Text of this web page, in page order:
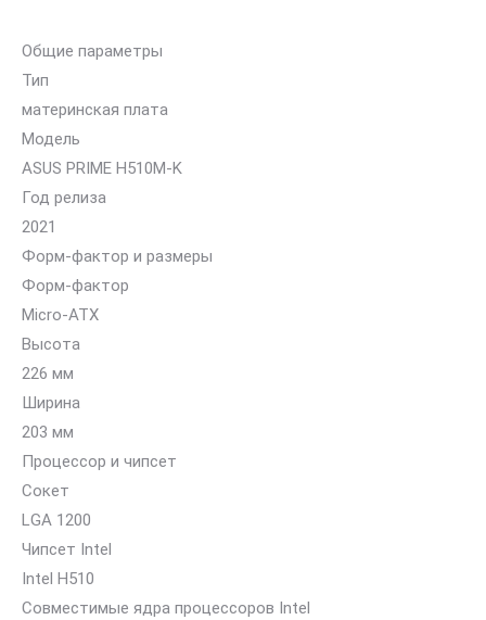
Общие параметры
Тип
материнская плата
Модель
ASUS PRIME H510M-K
Год релиза
2021
Форм-фактор и размеры
Форм-фактор
Micro-ATX
Высота
226 мм
Ширина
203 мм
Процессор и чипсет
Сокет
LGA 1200
Чипсет Intel
Intel H510
Совместимые ядра процессоров Intel